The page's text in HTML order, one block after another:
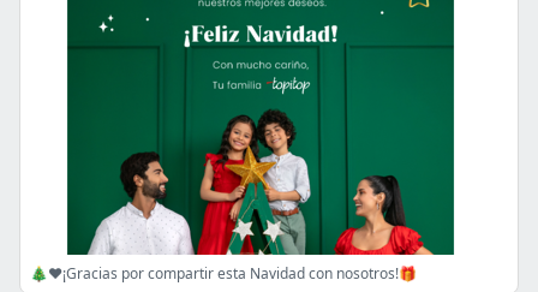
🎄❤️¡Gracias por compartir esta Navidad con nosotros!🎁